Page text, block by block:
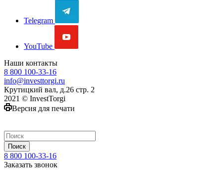
Telegram
YouTube
Наши контакты
8 800 100-33-16
info@investtorgi.ru
Крутицкий вал, д.26 стр. 2
2021 © InvestTorgi
Версия для печати
Поиск
8 800 100-33-16
Заказать звонок